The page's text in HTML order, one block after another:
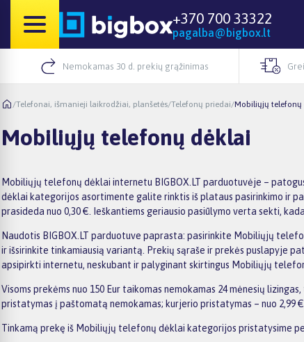
+370 700 33322
pagalba@bigbox.lt
Nemokamas 30 d. prekių grąžinimas
/Telefonai, išmanieji laikrodžiai, planšetės/Telefonų priedai/Mobiliųjų telefonų
Mobiliųjų telefonų dėklai
Mobiliųjų telefonų dėklai internetu BIGBOX.LT parduotuvėje –
dėklai kategorijos asortimente galite rinktis iš plataus pasirinkimo ir
prasideda nuo 0,30 €. Ieškantiems geriausio pasiūlymo verta sekti,
Naudotis BIGBOX.LT parduotuve paprasta: pasirinkite Mobiliųjų
ir išsirinkite tinkamiausią variantą. Prekių sąraše ir prekės puslapyje
apsipirkti internetu, neskubant ir palyginant skirtingus Mobiliųjų
Visoms prekėms nuo 150 Eur taikomas nemokamas 24 mėnesių
pristatymas į paštomatą nemokamas; kurjerio pristatymas – nuo 2,99
Tinkamą prekę iš Mobiliųjų telefonų dėklai kategorijos pristatysime